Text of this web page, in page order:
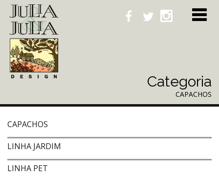
Categoria
CAPACHOS
CAPACHOS
LINHA JARDIM
LINHA PET